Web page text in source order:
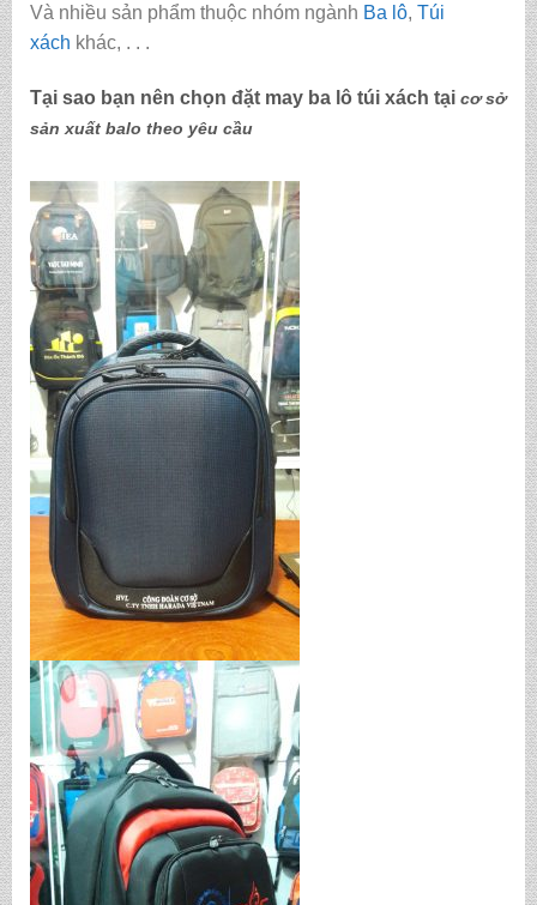
Và nhiều sản phẩm thuộc nhóm ngành Ba lô, Túi
xách khác, . . .
Tại sao bạn nên chọn đặt may ba lô túi xách tại cơ sở
sản xuất balo theo yêu cầu